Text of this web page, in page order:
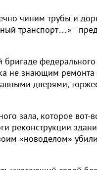
чиним трубы и
транспорт…» -
федерального
не знающим
дверями,
зала, которое вот-
реконструкции
«новоделом»